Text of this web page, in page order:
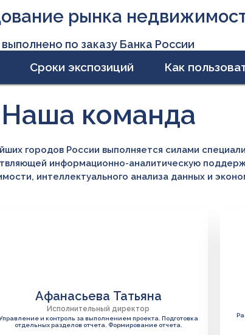
рынка
выполнено по заказу Банка России
Сроки экспозиций Как
Наша команда
городов России выполняется силами
информационно-аналитическую
интеллектуального анализа данных и
Афанасьева Татьяна
Исполнительный директор
и контроль за выполнением проекта. Подготовка
отдельных разделов отчета. Формирование отчета.